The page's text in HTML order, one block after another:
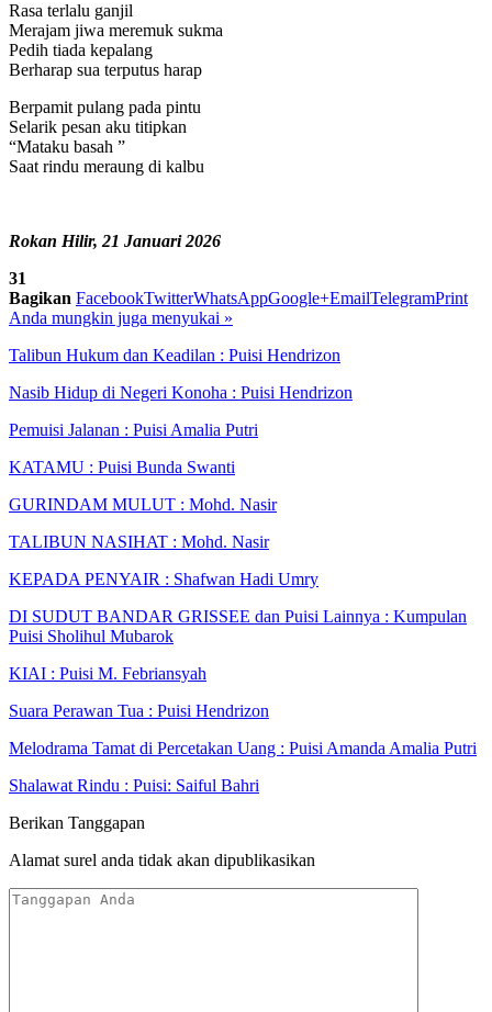
Rasa terlalu ganjil
Merajam jiwa meremuk sukma
Pedih tiada kepalang
Berharap sua terputus harap
Berpamit pulang pada pintu
Selarik pesan aku titipkan
“Mataku basah ”
Saat rindu meraung di kalbu
Rokan Hilir, 21 Januari 2026
31
Bagikan FacebookTwitterWhatsAppGoogle+EmailTelegramPrint
Anda mungkin juga menyukai »
Talibun Hukum dan Keadilan : Puisi Hendrizon
Nasib Hidup di Negeri Konoha : Puisi Hendrizon
Pemuisi Jalanan : Puisi Amalia Putri
KATAMU : Puisi Bunda Swanti
GURINDAM MULUT : Mohd. Nasir
TALIBUN NASIHAT : Mohd. Nasir
KEPADA PENYAIR : Shafwan Hadi Umry
DI SUDUT BANDAR GRISSEE dan Puisi Lainnya : Kumpulan
Puisi Sholihul Mubarok
KIAI : Puisi M. Febriansyah
Suara Perawan Tua : Puisi Hendrizon
Melodrama Tamat di Percetakan Uang : Puisi Amanda Amalia Putri
Shalawat Rindu : Puisi: Saiful Bahri
Berikan Tanggapan
Alamat surel anda tidak akan dipublikasikan